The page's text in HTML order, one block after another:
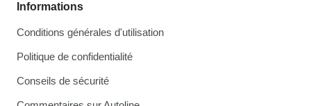
Informations
Conditions générales d'utilisation
Politique de confidentialité
Conseils de sécurité